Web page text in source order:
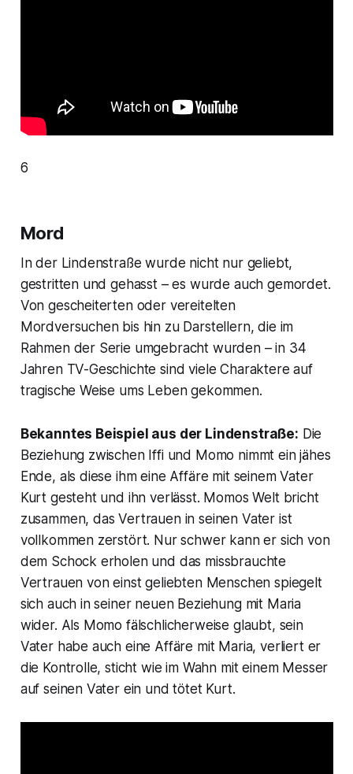
6
Mord
In der Lindenstraße wurde nicht nur geliebt,
gestritten und gehasst – es wurde auch gemordet.
Von gescheiterten oder vereitelten
Mordversuchen bis hin zu Darstellern, die im
Rahmen der Serie umgebracht wurden – in 34
Jahren TV-Geschichte sind viele Charaktere auf
tragische Weise ums Leben gekommen.
Bekanntes Beispiel aus der Lindenstraße: Die
Beziehung zwischen Iffi und Momo nimmt ein jähes
Ende, als diese ihm eine Affäre mit seinem Vater
Kurt gesteht und ihn verlässt. Momos Welt bricht
zusammen, das Vertrauen in seinen Vater ist
vollkommen zerstört. Nur schwer kann er sich von
dem Schock erholen und das missbrauchte
Vertrauen von einst geliebten Menschen spiegelt
sich auch in seiner neuen Beziehung mit Maria
wider. Als Momo fälschlicherweise glaubt, sein
Vater habe auch eine Affäre mit Maria, verliert er
die Kontrolle, sticht wie im Wahn mit einem Messer
auf seinen Vater ein und tötet Kurt.